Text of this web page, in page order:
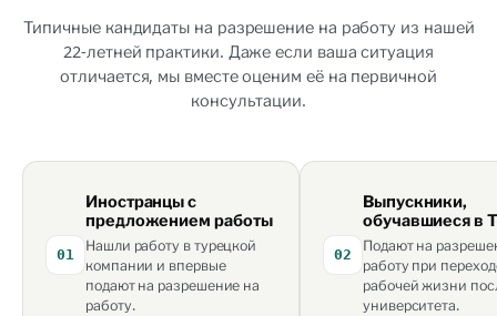
Типичные кандидаты на разрешение на работу из нашей
22-летней практики. Даже если ваша ситуация
отличается, мы вместе оценим её на первичной
консультации.
01
Иностранцы с
предложением работы
Нашли работу в турецкой
компании и впервые
подают на разрешение на
работу.
02
Выпускники,
обучавшиеся в
Подают на
работу при
рабочей жизни
университета.